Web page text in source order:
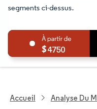
segments ci-dessus.
4750
Accueil Analyse Du